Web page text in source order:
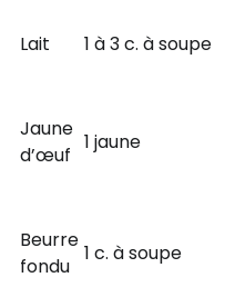
Lait 1 à 3 c. à soupe
Jaune
d’œuf
1 jaune
Beurre
fondu
1 c. à soupe